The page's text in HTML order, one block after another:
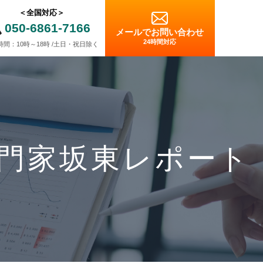
＜全国対応＞
050-6861-7166
間：10時～18時 /土日・祝日除く
メールでお問い合わせ
24時間対応
家坂東レポート